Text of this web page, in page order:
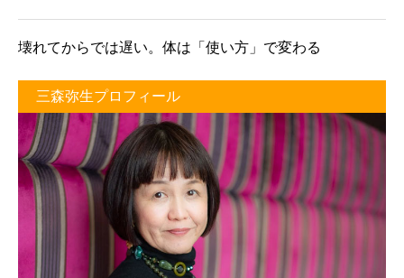
壊れてからでは遅い。体は「使い方」で変わる
三森弥生プロフィール